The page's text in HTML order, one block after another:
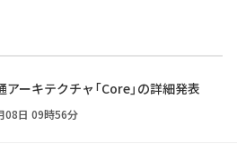
アーキテクチャ「Core」の詳細発表
08日 09時56分